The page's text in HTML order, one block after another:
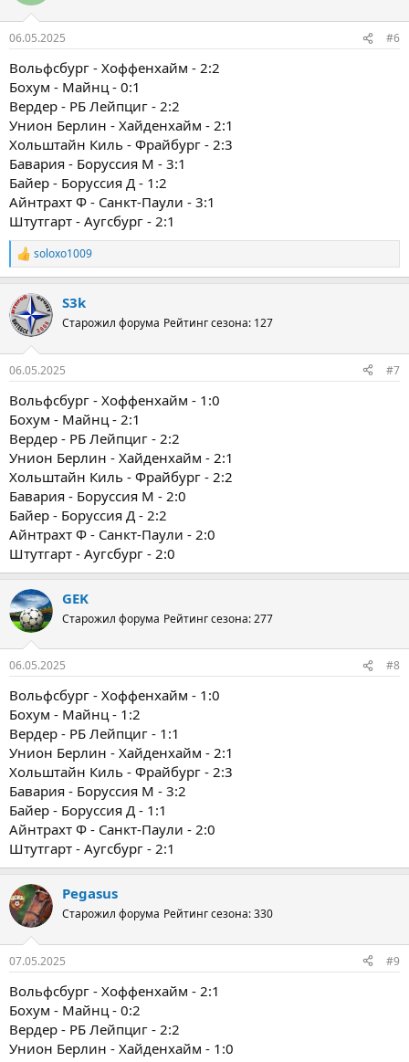
06.05.2025 #6
Вольфсбург - Хоффенхайм - 2:2
Бохум - Майнц - 0:1
Вердер - РБ Лейпциг - 2:2
Унион Берлин - Хайденхайм - 2:1
Хольштайн Киль - Фрайбург - 2:3
Бавария - Боруссия М - 3:1
Байер - Боруссия Д - 1:2
Айнтрахт Ф - Санкт-Паули - 3:1
Штутгарт - Аугсбург - 2:1
Р
е
к
ц
и
soloxo1009
S3k
Старожил форума Рейтинг сезона: 127
06.05.2025 #7
Вольфсбург - Хоффенхайм - 1:0
Бохум - Майнц - 2:1
Вердер - РБ Лейпциг - 2:2
Унион Берлин - Хайденхайм - 2:1
Хольштайн Киль - Фрайбург - 2:2
Бавария - Боруссия М - 2:0
Байер - Боруссия Д - 2:2
Айнтрахт Ф - Санкт-Паули - 2:0
Штутгарт - Аугсбург - 2:0
GEK
Старожил форума Рейтинг сезона: 277
06.05.2025 #8
Вольфсбург - Хоффенхайм - 1:0
Бохум - Майнц - 1:2
Вердер - РБ Лейпциг - 1:1
Унион Берлин - Хайденхайм - 2:1
Хольштайн Киль - Фрайбург - 2:3
Бавария - Боруссия М - 3:2
Байер - Боруссия Д - 1:1
Айнтрахт Ф - Санкт-Паули - 2:0
Штутгарт - Аугсбург - 2:1
Pegasus
Старожил форума Рейтинг сезона: 330
07.05.2025 #9
Вольфсбург - Хоффенхайм - 2:1
Бохум - Майнц - 0:2
Вердер - РБ Лейпциг - 2:2
Унион Берлин - Хайденхайм - 1:0